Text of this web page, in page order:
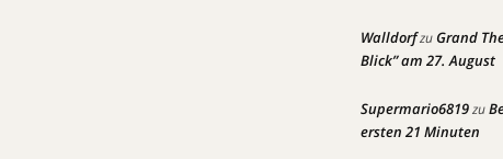
WalldorfzuGrand
Blick” am 27. August
Supermario6819zu
ersten 21 Minuten